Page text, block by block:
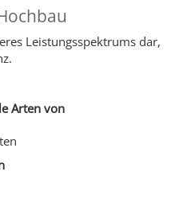
Leistungsspektrums dar,
Arten von